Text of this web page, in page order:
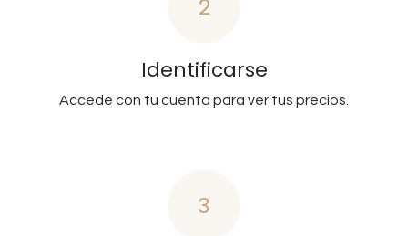
2
Identificarse
Accede con tu cuenta para ver tus precios.
3